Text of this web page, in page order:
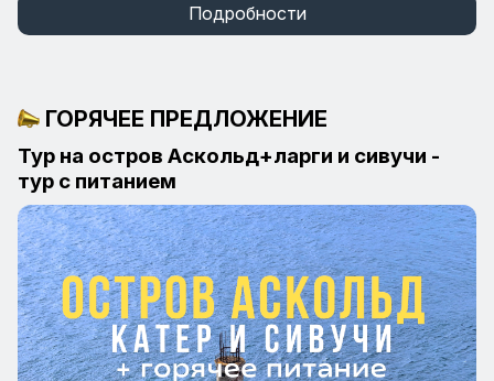
Подробности
ГОРЯЧЕЕ ПРЕДЛОЖЕНИЕ
Тур на остров Аскольд+ларги и сивучи -
тур с питанием